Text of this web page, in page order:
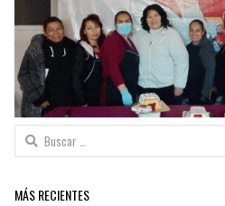
Buscar:
MÁS RECIENTES